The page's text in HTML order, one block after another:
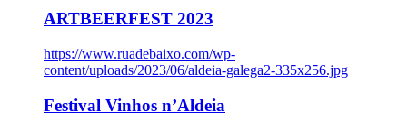
ARTBEERFEST 2023
https://www.ruadebaixo.com/wp-
content/uploads/2023/06/aldeia-galega2-335x256.jpg
Festival Vinhos n’Aldeia